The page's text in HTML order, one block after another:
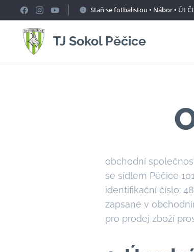
Staň se fotbalistou • Nábor • Út
TJ Sokol Pěčice
obchodní
se sídlem Pěčice
identifikační číslo:
zapsané v
pro prodej zboží